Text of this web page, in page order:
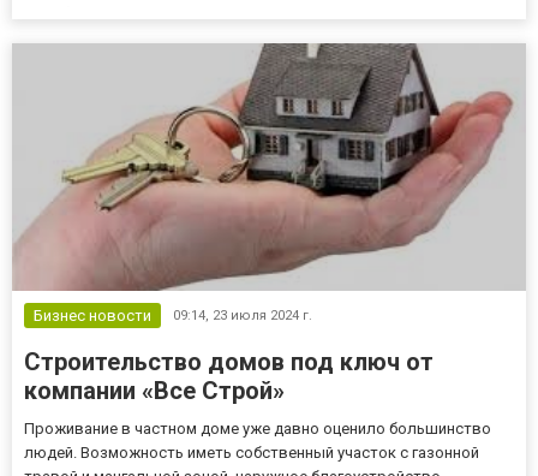
Бизнес новости 09:14, 23 июля 2024 г.
Строительство домов под ключ от
компании «Все Строй»
Проживание в частном доме уже давно оценило большинство
людей. Возможность иметь собственный участок с газонной